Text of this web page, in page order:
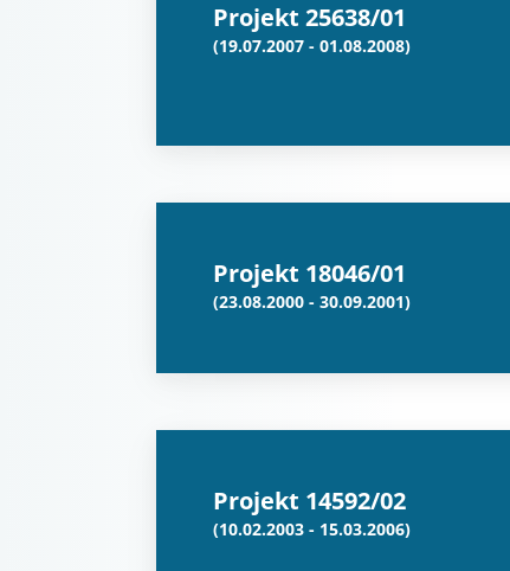
Projekt 25638/01
(19.07.2007 - 01.08.2008)
Projekt 18046/01
(23.08.2000 - 30.09.2001)
Projekt 14592/02
(10.02.2003 - 15.03.2006)